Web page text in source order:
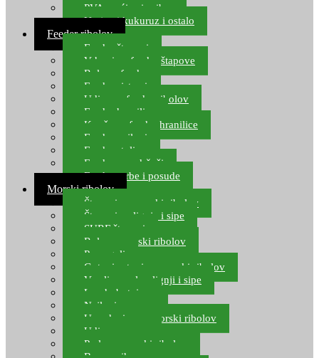
PVA vrećice i pribor
Umjetni kukuruz i ostalo
Feeder ribolov
Feeder štapovi
Vrhovi za feeder štapove
Role za feeder
Feeder sistemi
Udice za feeder ribolov
Feeder hranilice
Kopče za feeder hranilice
Feeder najloni
Feeder stolice
Feeder arm držači
Feeder torbe i posude
Morski ribolov
Štapovi za morski ribolov
Štapovi za lignje i sipe
SURF štapovi
Role za morski ribolov
Parangali
Gotovi setovi za morski ribolov
Varalice za lov lignji i sipe
Lov hobotnice
Najloni za more
Upredenice za morski ribolov
Udice za more
Perle za morski ribolov